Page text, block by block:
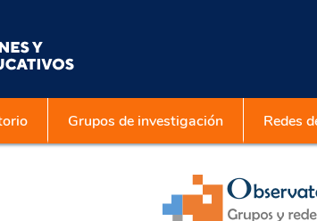
Grupos de investigación Redes